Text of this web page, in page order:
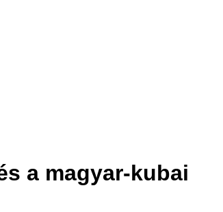
a magyar-kubai